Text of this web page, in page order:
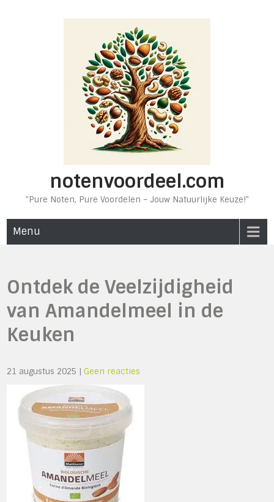
notenvoordeel.com
"Pure Noten, Pure Voordelen – Jouw Natuurlijke Keuze!"
Menu
Ontdek de Veelzijdigheid
van Amandelmeel in de
Keuken
21 augustus 2025 |Geen reacties